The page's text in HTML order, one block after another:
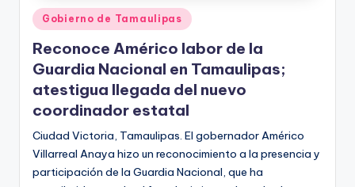
Publicado
en
Gobierno de Tamaulipas
Reconoce Américo labor de la
Guardia Nacional en Tamaulipas;
atestigua llegada del nuevo
coordinador estatal
Ciudad Victoria, Tamaulipas. El gobernador Américo
Villarreal Anaya hizo un reconocimiento a la presencia y
participación de la Guardia Nacional, que ha